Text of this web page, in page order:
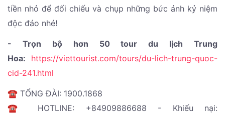
tiền nhỏ để đối chiếu và chụp những bức ảnh kỷ niệm
độc đáo nhé!
- Trọn bộ hơn 50 tour du lịch Trung
Hoa: https://viettourist.com/tours/du-lich-trung-quoc-
cid-241.html
☎️ TỔNG ĐÀI: 1900.1868
☎️ HOTLINE: +84909886688 - Khiếu nại: